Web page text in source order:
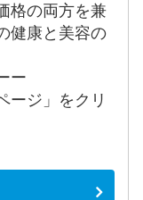
格の両方を兼
健康と美容の
ー
ージ」をクリ